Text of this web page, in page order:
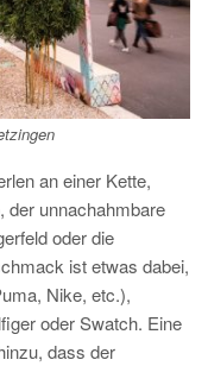
an einer Kette,
unnachahmbare
oder die
ist etwas dabei,
Nike, etc.),
oder Swatch. Eine
dass der